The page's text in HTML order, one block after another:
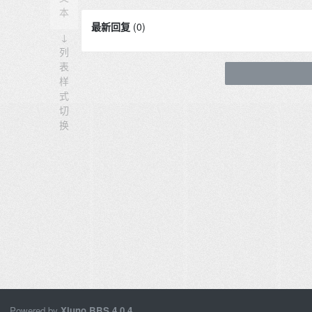
本
↓
列
表
样
式
切
换
最新回复 (0)